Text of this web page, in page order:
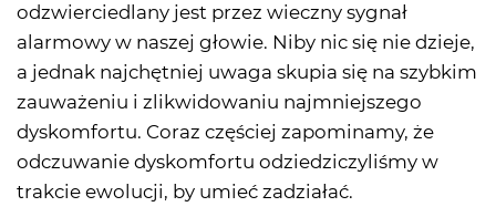
odzwierciedlany jest przez wieczny sygnał
alarmowy w naszej głowie. Niby nic się nie dzieje,
a jednak najchętniej uwaga skupia się na szybkim
zauważeniu i zlikwidowaniu najmniejszego
dyskomfortu. Coraz częściej zapominamy, że
odczuwanie dyskomfortu odziedziczyliśmy w
trakcie ewolucji, by umieć zadziałać.